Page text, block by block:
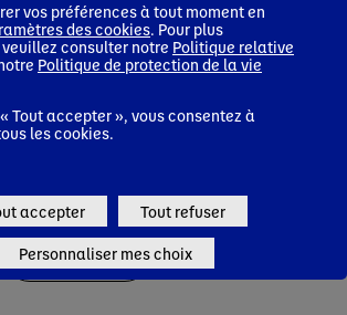
Agriculture
Découvrir
vos préférences à tout moment en
des cookies. Pour plus
consulter notre Politique relative
Politique de protection de la vie
Tout accepter », vous consentez à
les cookies.
accepter Tout refuser
Personnaliser mes choix